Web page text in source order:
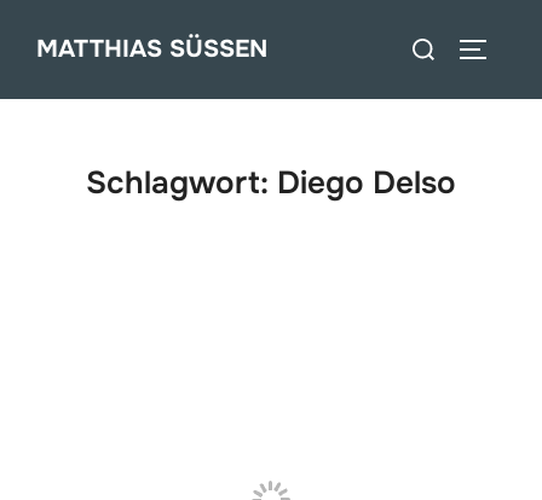
InhaltMATTHIAS SÜSSEN
Suchen
Schlagwort: Diego Delso